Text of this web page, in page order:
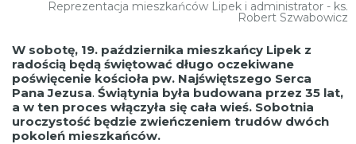
Reprezentacja mieszkańców Lipek i administrator - ks.
Robert Szwabowicz
W sobotę, 19. października mieszkańcy Lipek z
radością będą świętować długo oczekiwane
poświęcenie kościoła pw. Najświętszego Serca
Pana Jezusa. Świątynia była budowana przez 35 lat,
a w ten proces włączyła się cała wieś. Sobotnia
uroczystość będzie zwieńczeniem trudów dwóch
pokoleń mieszkańców.